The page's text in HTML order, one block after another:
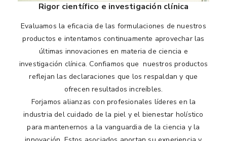
Rigor científico e investigación clínica
Evaluamos la eficacia de las formulaciones de nuestros
productos e intentamos continuamente aprovechar las
últimas innovaciones en materia de ciencia e
investigación clínica. Confiamos que nuestros productos
reflejan las declaraciones que los respaldan y que
ofrecen resultados increíbles.
Forjamos alianzas con profesionales líderes en la
industria del cuidado de la piel y el bienestar holístico
para mantenernos a la vanguardia de la ciencia y la